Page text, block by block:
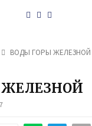
Youtube
Vk
ВОДЫ ГОРЫ ЖЕЛЕЗНОЙ